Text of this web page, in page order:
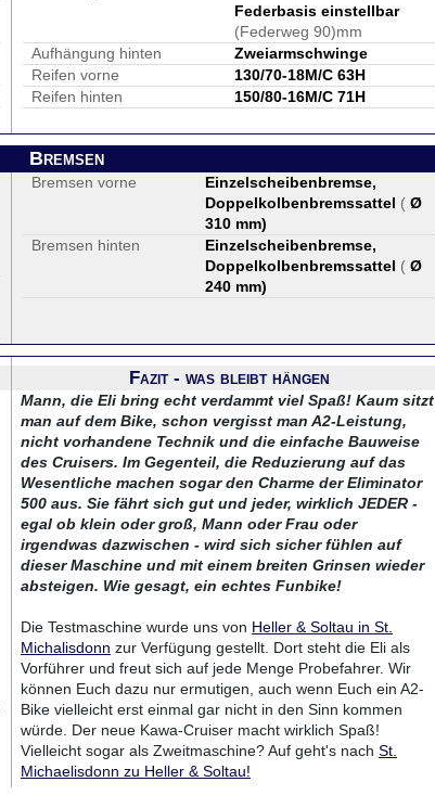
Federbasis einstellbar
(Federweg 90)mm
Aufhängung hinten
Zweiarmschwinge
Reifen vorne
130/70-18M/C 63H
Reifen hinten
150/80-16M/C 71H
Bremsen
Bremsen vorne
Einzelscheibenbremse,
Doppelkolbenbremssattel ( Ø
310 mm)
Bremsen hinten
Einzelscheibenbremse,
Doppelkolbenbremssattel ( Ø
240 mm)
Fazit - was bleibt hängen
Mann, die Eli bring echt verdammt viel Spaß! Kaum sitzt
man auf dem Bike, schon vergisst man A2-Leistung,
nicht vorhandene Technik und die einfache Bauweise
des Cruisers. Im Gegenteil, die Reduzierung auf das
Wesentliche machen sogar den Charme der Eliminator
500 aus. Sie fährt sich gut und jeder, wirklich JEDER -
egal ob klein oder groß, Mann oder Frau oder
irgendwas dazwischen - wird sich sicher fühlen auf
dieser Maschine und mit einem breiten Grinsen wieder
absteigen. Wie gesagt, ein echtes Funbike!
Die Testmaschine wurde uns von Heller & Soltau in St.
Michalisdonn zur Verfügung gestellt. Dort steht die Eli als
Vorführer und freut sich auf jede Menge Probefahrer. Wir
können Euch dazu nur ermutigen, auch wenn Euch ein A2-
Bike vielleicht erst einmal gar nicht in den Sinn kommen
würde. Der neue Kawa-Cruiser macht wirklich Spaß!
Vielleicht sogar als Zweitmaschine? Auf geht's nach St.
Michaelisdonn zu Heller & Soltau!